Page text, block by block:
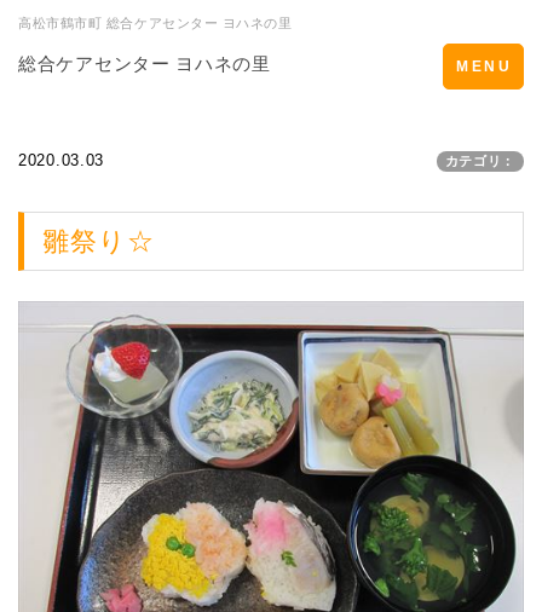
高松市鶴市町 総合ケアセンター ヨハネの里
総合ケアセンター ヨハネの里
Toggle
navigation
MENU
2020.03.03 カテゴリ：
雛祭り☆